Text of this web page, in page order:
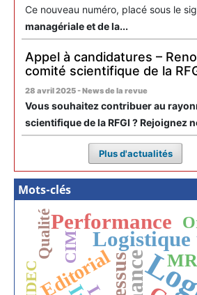
Ce nouveau numéro, placé sous le
managériale et de la...
Appel à candidatures –
comité scientifique de la
28 avril 2025 - News de la revue
Vous souhaitez contribuer au
scientifique de la RFGI ? Rejoignez
Plus d'actualités
Mots-clés
Logistique
Performance
Editorial
CIM
Qualité